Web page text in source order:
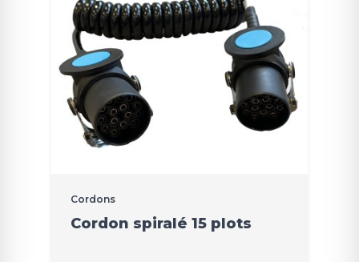
Cordons
Cordon spiralé 15 plots